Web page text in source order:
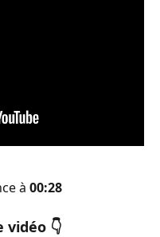
à 00:28
vidéo 👇